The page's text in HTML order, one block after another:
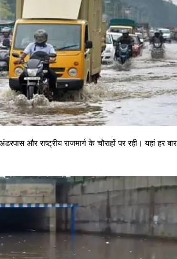
और राष्ट्रीय राजमार्ग के चौराहों पर रही। यहां हर बार